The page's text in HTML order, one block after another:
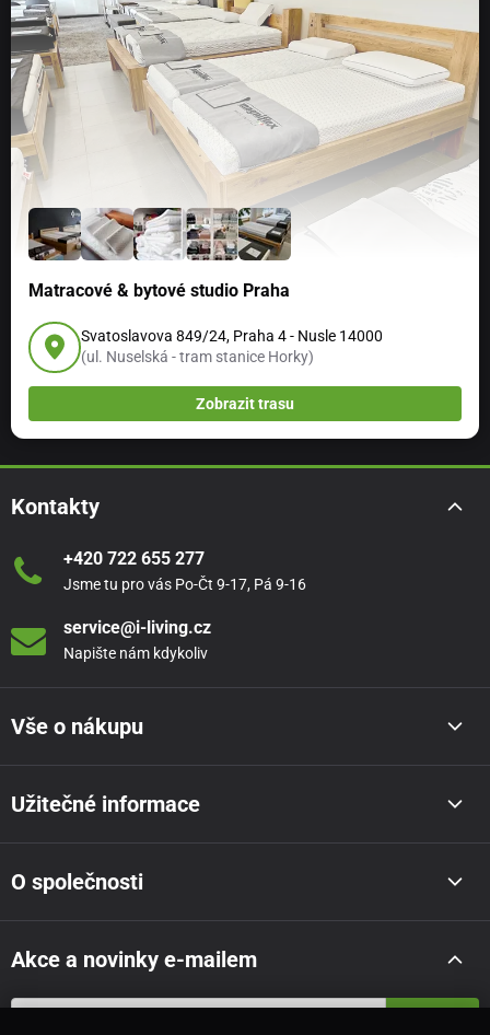
Matracové & bytové studio Praha
Svatoslavova 849/24, Praha 4 - Nusle 14000
(ul. Nuselská - tram stanice Horky)
Zobrazit trasu
Kontakty
+420 722 655 277
Jsme tu pro vás Po-Čt 9-17, Pá 9-16
service@i-living.cz
Napište nám kdykoliv
Vše o nákupu
Užitečné informace
O společnosti
Akce a novinky e-mailem